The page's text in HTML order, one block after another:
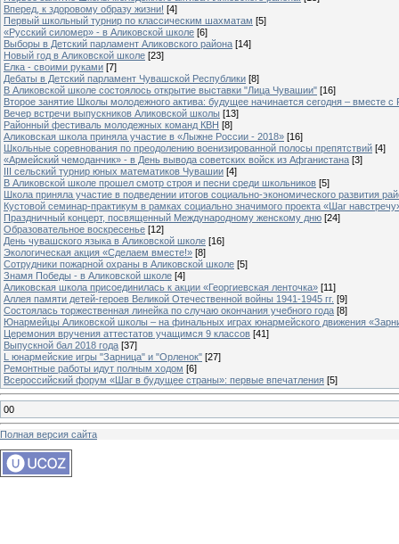
Вперед, к здоровому образу жизни! [4]
Первый школьный турнир по классическим шахматам [5]
«Русский силомер» - в Аликовской школе [6]
Выборы в Детский парламент Аликовского района [14]
Новый год в Аликовской школе [23]
Елка - своими руками [7]
Дебаты в Детский парламент Чувашской Республики [8]
В Аликовской школе состоялось открытие выставки "Лица Чувашии" [16]
Второе занятие Школы молодежного актива: будущее начинается сегодня – вместе
Вечер встречи выпускников Аликовской школы [13]
Районный фестиваль молодежных команд КВН [8]
Аликовская школа приняла участие в «Лыжне России - 2018» [16]
Школьные соревнования по преодолению военизированной полосы препятствий [4]
«Армейский чемоданчик» - в День вывода советских войск из Афганистана [3]
III сельский турнир юных математиков Чувашии [4]
В Аликовской школе прошел смотр строя и песни среди школьников [5]
Школа приняла участие в подведении итогов социально-экономического развития
Кустовой семинар-практикум в рамках социально значимого проекта «Шаг
Праздничный концерт, посвященный Международному женскому дню [24]
Образовательное воскресенье [12]
День чувашского языка в Аликовской школе [16]
Экологическая акция «Сделаем вместе!» [8]
Сотрудники пожарной охраны в Аликовской школе [5]
Знамя Победы - в Аликовской школе [4]
Аликовская школа присоединилась к акции «Георгиевская ленточка» [11]
Аллея памяти детей-героев Великой Отечественной войны 1941-1945 гг. [9]
Cостоялась торжественная линейка по случаю окончания учебного года [8]
Юнармейцы Аликовской школы – на финальных играх юнармейского движения
Церемония вручения аттестатов учащимся 9 классов [41]
Выпускной бал 2018 года [37]
L юнармейские игры "Зарница" и "Орленок" [27]
Ремонтные работы идут полным ходом [6]
Всероссийский форум «Шаг в будущее страны»: первые впечатления [5]
00
Полная версия сайта